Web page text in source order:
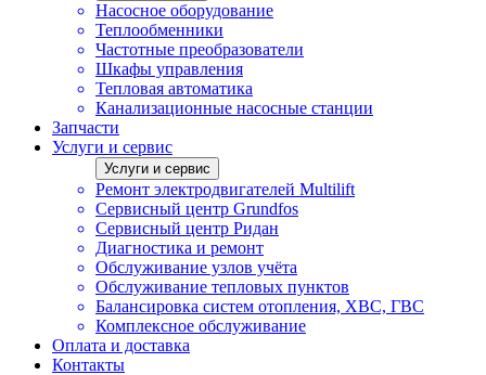
Насосное оборудование
Теплообменники
Частотные преобразователи
Шкафы управления
Тепловая автоматика
Канализационные насосные станции
Запчасти
Услуги и сервис
Услуги и сервис
Ремонт электродвигателей Multilift
Сервисный центр Grundfos
Сервисный центр Ридан
Диагностика и ремонт
Обслуживание узлов учёта
Обслуживание тепловых пунктов
Балансировка систем отопления, ХВС, ГВС
Комплексное обслуживание
Оплата и доставка
Контакты